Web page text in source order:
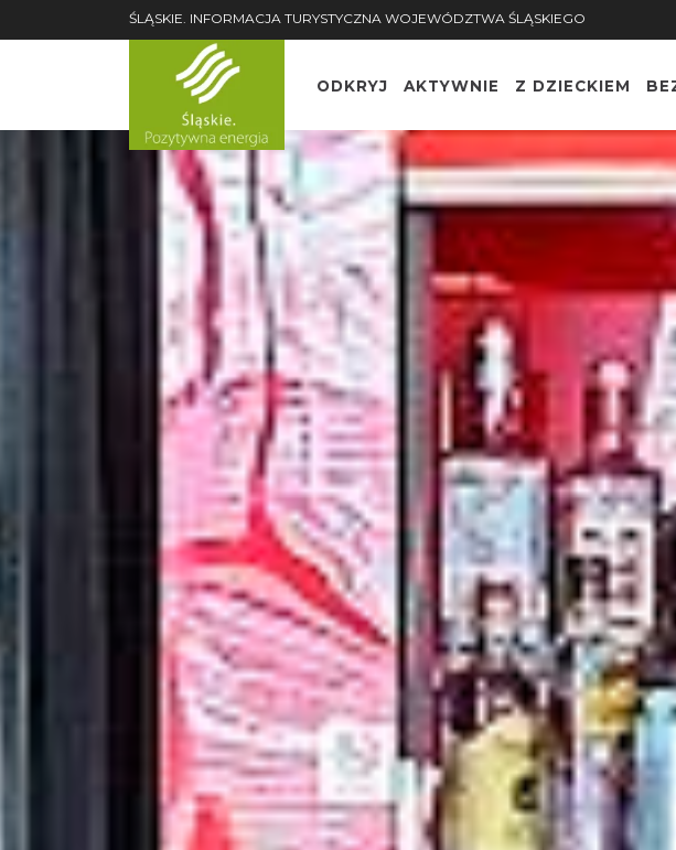
ŚLĄSKIE. INFORMACJA TURYSTYCZNA WOJEWÓDZTWA ŚLĄSKIEGO
ODKRYJ AKTYWNIE Z DZIECKIEM